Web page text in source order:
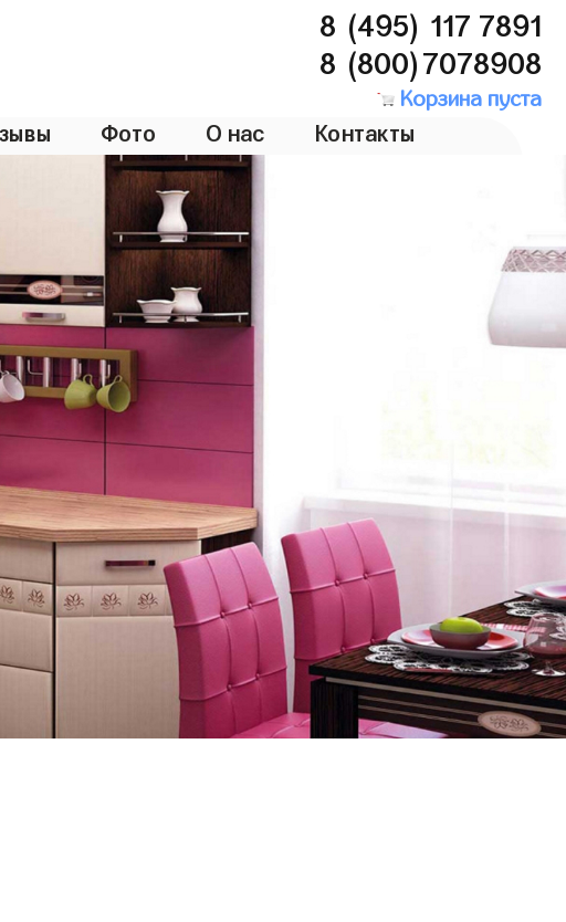
8 (495) 117 7891
8 (800)7078908
Корзина пуста
Фото О нас Контакты